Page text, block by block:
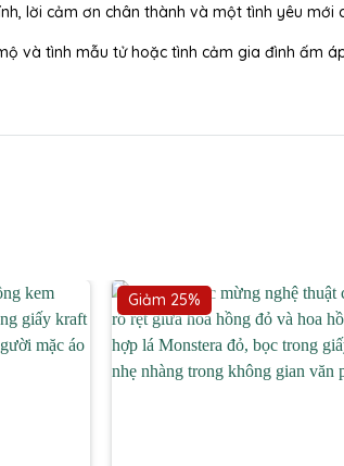
lời cảm ơn chân thành và một tình yêu mới
và tình mẫu tử hoặc tình cảm gia đình ấm
Giảm 25%